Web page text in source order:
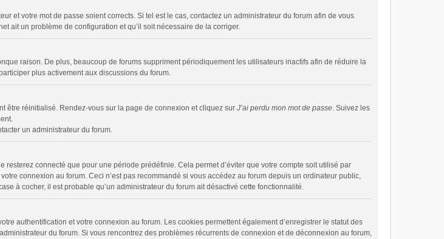
et votre mot de passe soient corrects. Si tel est le cas, contactez un administrateur du forum afin de vous
ait un problème de configuration et qu’il soit nécessaire de la corriger.
raison. De plus, beaucoup de forums suppriment périodiquement les utilisateurs inactifs afin de réduire la
plus activement aux discussions du forum.
être réinitialisé. Rendez-vous sur la page de connexion et cliquez sur J’ai perdu mon mot de passe. Suivez les
un administrateur du forum.
resterez connecté que pour une période prédéfinie. Cela permet d’éviter que votre compte soit utilisé par
votre connexion au forum. Ceci n’est pas recommandé si vous accédez au forum depuis un ordinateur public,
à cocher, il est probable qu’un administrateur du forum ait désactivé cette fonctionnalité.
authentification et votre connexion au forum. Les cookies permettent également d’enregistrer le statut des
du forum. Si vous rencontrez des problèmes récurrents de connexion et de déconnexion au forum,